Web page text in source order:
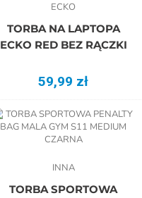
ECKO
TORBA NA LAPTOPA
ECKO RED BEZ RĄCZKI
59,99 zł
INNA
TORBA SPORTOWA